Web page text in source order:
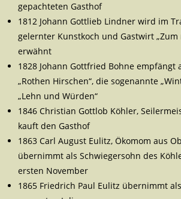
gepachteten Gasthof
1812 Johann Gottlieb Lindner wird im
gelernter Kunstkoch und Gastwirt „Zum
erwähnt
1828 Johann Gottfried Bohne empfängt
„Rothen Hirschen“, die sogenannte
„Lehn und Würden“
1846 Christian Gottlob Köhler,
kauft den Gasthof
1863 Carl August Eulitz, Ökomom aus
übernimmt als Schwiegersohn des
ersten November
1865 Friedrich Paul Eulitz übernimmt